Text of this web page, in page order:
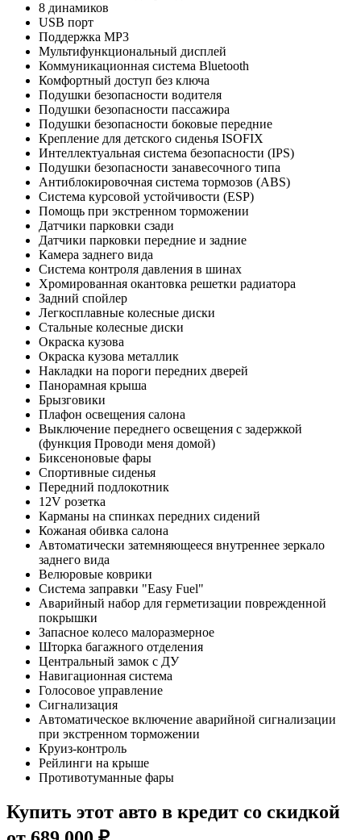
8 динамиков
USB порт
Поддержка MP3
Мультифункциональный дисплей
Коммуникационная система Bluetooth
Комфортный доступ без ключа
Подушки безопасности водителя
Подушки безопасности пассажира
Подушки безопасности боковые передние
Крепление для детского сиденья ISOFIX
Интеллектуальная система безопасности (IPS)
Подушки безопасности занавесочного типа
Антиблокировочная система тормозов (ABS)
Система курсовой устойчивости (ESP)
Помощь при экстренном торможении
Датчики парковки сзади
Датчики парковки передние и задние
Камера заднего вида
Система контроля давления в шинах
Хромированная окантовка решетки радиатора
Задний спойлер
Легкосплавные колесные диски
Стальные колесные диски
Окраска кузова
Окраска кузова металлик
Накладки на пороги передних дверей
Панорамная крыша
Брызговики
Плафон освещения салона
Выключение переднего освещения с задержкой
(функция Проводи меня домой)
Биксеноновые фары
Спортивные сиденья
Передний подлокотник
12V розетка
Карманы на спинках передних сидений
Кожаная обивка салона
Автоматически затемняющееся внутреннее зеркало
заднего вида
Велюровые коврики
Система заправки "Easy Fuel"
Аварийный набор для герметизации поврежденной
покрышки
Запасное колесо малоразмерное
Шторка багажного отделения
Центральный замок с ДУ
Навигационная система
Голосовое управление
Сигнализация
Автоматическое включение аварийной сигнализации
при экстренном торможении
Круиз-контроль
Рейлинги на крыше
Противотуманные фары
Купить этот авто в кредит со скидкой